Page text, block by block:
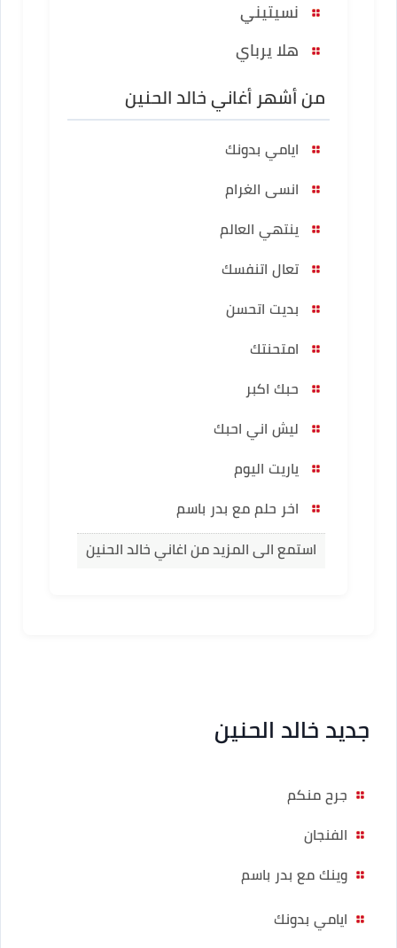
نسيتيني
هلا يرباي
من أشهر أغاني خالد الحنين
ايامي بدونك
انسى الغرام
ينتهي العالم
تعال اتنفسك
بديت اتحسن
امتحنتك
حبك اكبر
ليش اني احبك
ياريت اليوم
اخر حلم مع بدر باسم
استمع الى المزيد من اغاني خالد الحنين
جديد خالد الحنين
جرح منكم
الفنجان
وينك مع بدر باسم
ايامي بدونك